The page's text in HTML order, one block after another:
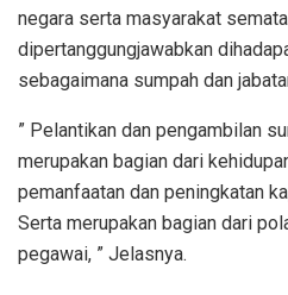
negara serta masyarakat
dipertanggungjawabkan
sebagaimana sumpah dan
” Pelantikan dan pengambilan
merupakan bagian dari
pemanfaatan dan peningkatan
Serta merupakan bagian dari
pegawai, ” Jelasnya.